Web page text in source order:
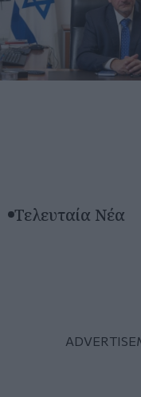
Τελευταία Νέα